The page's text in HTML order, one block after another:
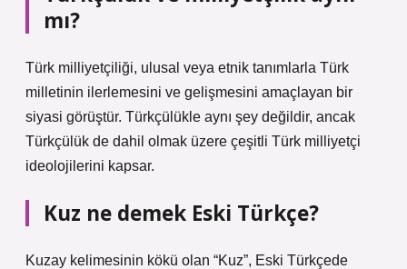
mı?
Türk milliyetçiliği, ulusal veya etnik tanımlarla Türk
milletinin ilerlemesini ve gelişmesini amaçlayan bir
siyasi görüştür. Türkçülükle aynı şey değildir, ancak
Türkçülük de dahil olmak üzere çeşitli Türk milliyetçi
ideolojilerini kapsar.
Kuz ne demek Eski Türkçe?
Kuzay kelimesinin kökü olan “Kuz”, Eski Türkçede